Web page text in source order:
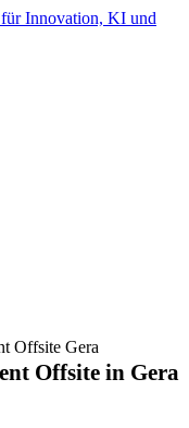
Offsite in Gera